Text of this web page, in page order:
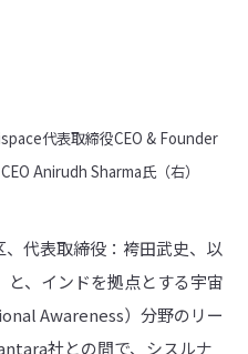
代表取締役CEO & Founder
Anirudh Sharma氏（右）
代表取締役：袴田武史、以
と、インドを拠点とする宇宙
Awareness）分野のリー
社との間で、シスルナ